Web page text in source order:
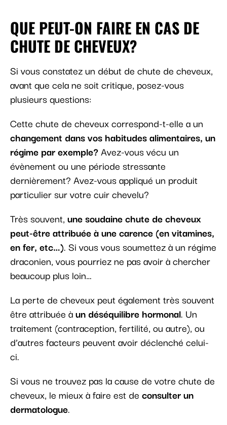
QUE PEUT-ON FAIRE EN CAS DE
CHUTE DE CHEVEUX?
Si vous constatez un début de chute de cheveux,
avant que cela ne soit critique, posez-vous
plusieurs questions:
Cette chute de cheveux correspond-t-elle a un
changement dans vos habitudes alimentaires, un
régime par exemple?Avez-vous vécu un
évènement ou une période stressante
dernièrement? Avez-vous appliqué un produit
particulier sur votre cuir chevelu?
Très souvent, une soudaine chute de cheveux
peut-être attribuée à une carence (en vitamines,
en fer, etc…). Si vous vous soumettez à un régime
draconien, vous pourriez ne pas avoir à chercher
beaucoup plus loin…
La perte de cheveux peut également très souvent
être attribuée àun déséquilibre hormonal. Un
traitement (contraception, fertilité, ou autre), ou
d’autres facteurs peuvent avoir déclenché celui-
ci.
Si vous ne trouvez pas la cause de votre chute de
cheveux, le mieux à faire est de consulter un
dermatologue.